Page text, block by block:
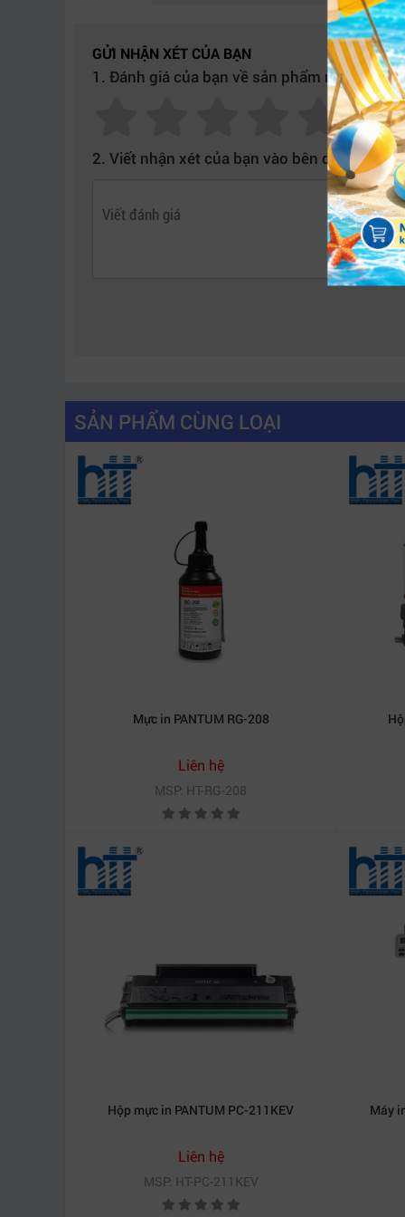
Có phù hợp cho văn phòng lớn không?
– Máy phù hợp cho văn phòng vừa và nhỏ với
Kết luận lại,Máy In Laser đa chức năng
Mọi chi tiết xin vui lòng liên hệ:
CÔNG TY TNHH THƯƠNG MẠI DỊCH VỤ HỢP
Website:https://htt.com.vn
GỬI NHẬN XÉT CỦA BẠN
1. Đánh giá của bạn về sản phẩm này:
2. Viết nhận xét của bạn vào bên dưới:
SẢN PHẨM CÙNG LOẠI
Mực in PANTUM RG-208
Liên hệ
MSP: HT-RG-208
Hộp mực in PANTUM PC-211KEV
Liên hệ
MSP: HT-PC-211KEV
Máy